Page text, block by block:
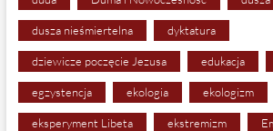
dusza nieśmiertelna dyktatura
dziewicze poczęcie Jezusa edukacja
egzystencja ekologia ekologizm
eksperyment Libeta ekstremizm